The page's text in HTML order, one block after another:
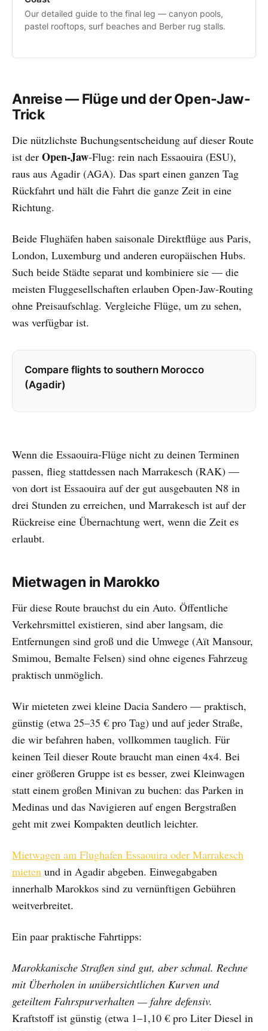
Our detailed guide to the final leg — canyon pools,
pastel rooftops, surf beaches and Berber rug stalls.
Anreise — Flüge und der Open-Jaw-
Trick
Die nützlichste Buchungsentscheidung auf dieser Route
ist der Open-Jaw-Flug: rein nach Essaouira (ESU),
raus aus Agadir (AGA). Das spart einen ganzen Tag
Rückfahrt und hält die Fahrt die ganze Zeit in eine
Richtung.
Beide Flughäfen haben saisonale Direktflüge aus Paris,
London, Luxemburg und anderen europäischen Hubs.
Such beide Städte separat und kombiniere sie — die
meisten Fluggesellschaften erlauben Open-Jaw-Routing
ohne Preisaufschlag. Vergleiche Flüge, um zu sehen,
was verfügbar ist.
Compare flights to southern Morocco
(Agadir)
Wenn die Essaouira-Flüge nicht zu deinen Terminen
passen, flieg stattdessen nach Marrakesch (RAK) —
von dort ist Essaouira auf der gut ausgebauten N8 in
drei Stunden zu erreichen, und Marrakesch ist auf der
Rückreise eine Übernachtung wert, wenn die Zeit es
erlaubt.
Mietwagen in Marokko
Für diese Route brauchst du ein Auto. Öffentliche
Verkehrsmittel existieren, sind aber langsam, die
Entfernungen sind groß und die Umwege (Aït Mansour,
Smimou, Bemalte Felsen) sind ohne eigenes Fahrzeug
praktisch unmöglich.
Wir mieteten zwei kleine Dacia Sandero — praktisch,
günstig (etwa 25–35 € pro Tag) und auf jeder Straße,
die wir befahren haben, vollkommen tauglich. Für
keinen Teil dieser Route braucht man einen 4x4. Bei
einer größeren Gruppe ist es besser, zwei Kleinwagen
statt einem großen Minivan zu buchen: das Parken in
Medinas und das Navigieren auf engen Bergstraßen
geht mit zwei Kompakten deutlich leichter.
Mietwagen am Flughafen Essaouira oder Marrakesch
mieten und in Agadir abgeben. Einwegabgaben
innerhalb Marokkos sind zu vernünftigen Gebühren
weitverbreitet.
Ein paar praktische Fahrtipps:
Marokkanische Straßen sind gut, aber schmal. Rechne
mit Überholen in unübersichtlichen Kurven und
geteiltem Fahrspurverhalten — fahre defensiv.
Kraftstoff ist günstig (etwa 1–1,10 € pro Liter Diesel in